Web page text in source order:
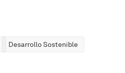
Desarrollo Sostenible